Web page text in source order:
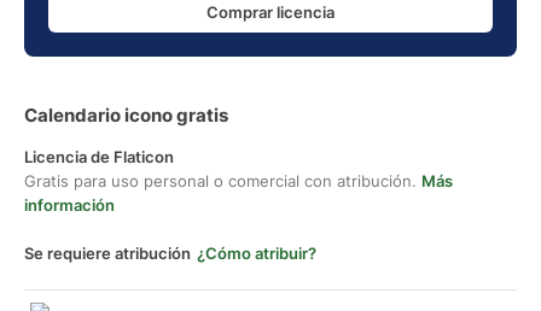
Comprar licencia
Calendario icono gratis
Licencia de Flaticon
Gratis para uso personal o comercial con atribución. Más
información
Se requiere atribución ¿Cómo atribuir?